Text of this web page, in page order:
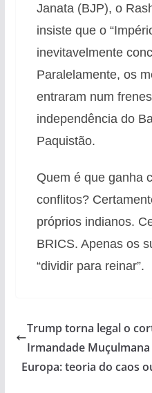
Janata (BJP), o
insiste que o
inevitavelmente
Paralelamente, os
entraram num
independência do
Paquistão.
Quem é que ganha
conflitos?
próprios indianos.
BRICS. Apenas os
“dividir para reinar”.
Trump torna legal o
Irmandade Muçulmana
Europa: teoria do сaos